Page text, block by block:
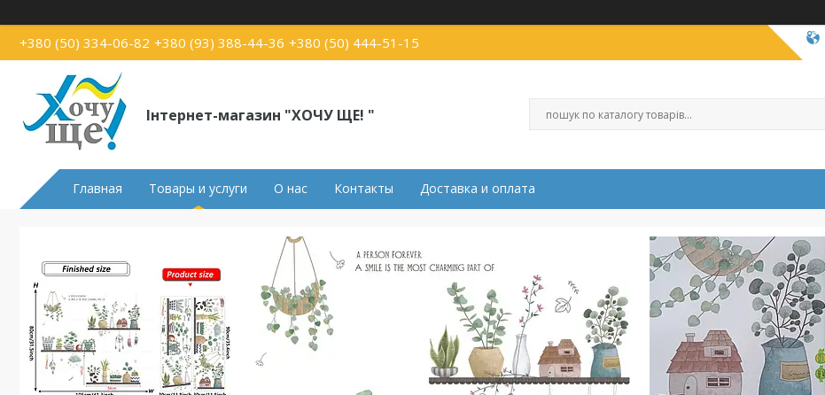
+380 (50) 334-06-82 +380 (93) 388-44-36 +380 (50) 444-51-15
Інтернет-магазин "ХОЧУ ЩЕ! "
Главная Товары и услуги О нас Контакты Доставка и оплата